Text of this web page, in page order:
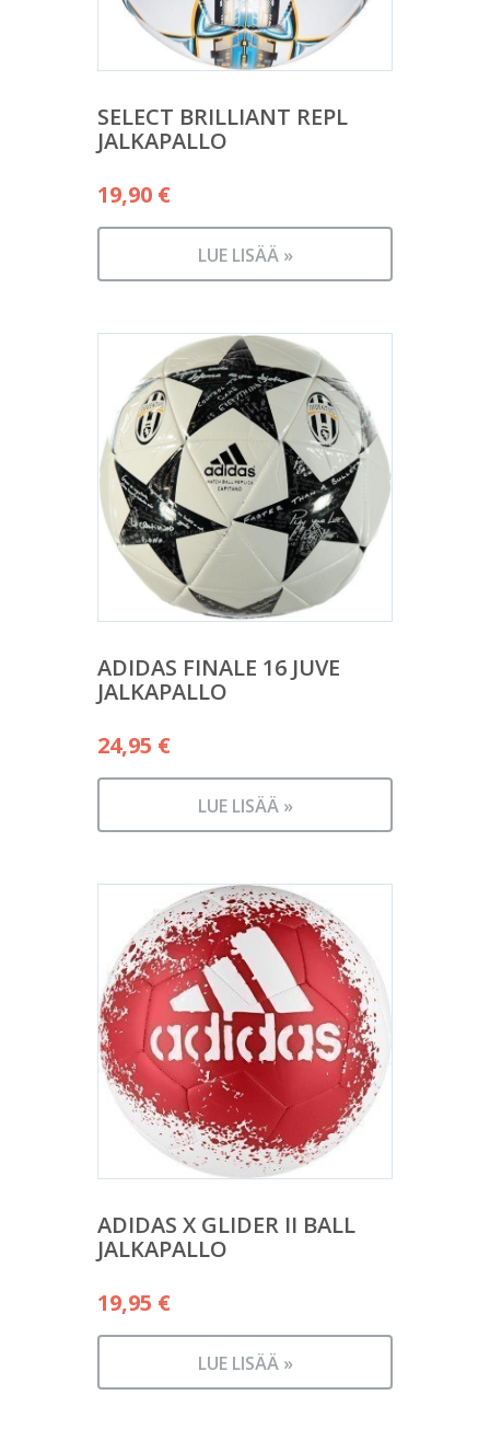
SELECT BRILLIANT REPL
JALKAPALLO
19,90 €
LUE LISÄÄ »
ADIDAS FINALE 16 JUVE
JALKAPALLO
24,95 €
LUE LISÄÄ »
ADIDAS X GLIDER II BALL
JALKAPALLO
19,95 €
LUE LISÄÄ »